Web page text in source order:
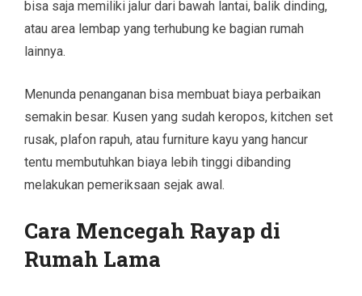
bisa saja memiliki jalur dari bawah lantai, balik dinding,
atau area lembap yang terhubung ke bagian rumah
lainnya.
Menunda penanganan bisa membuat biaya perbaikan
semakin besar. Kusen yang sudah keropos, kitchen set
rusak, plafon rapuh, atau furniture kayu yang hancur
tentu membutuhkan biaya lebih tinggi dibanding
melakukan pemeriksaan sejak awal.
Cara Mencegah Rayap di
Rumah Lama